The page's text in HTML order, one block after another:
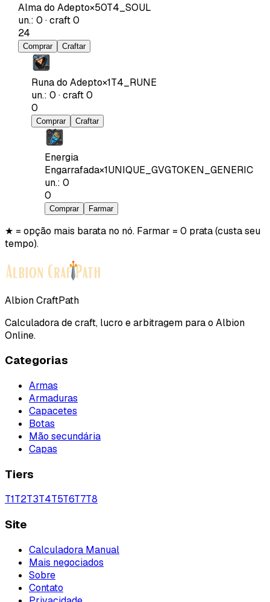
Alma do Adepto×50T4_SOUL
un.: 0 ·craft0
24
Comprar Craftar
Runa do Adepto×1T4_RUNE
un.: 0 ·craft0
0
Comprar Craftar
Energia
Engarrafada×1UNIQUE_GVGTOKEN_GENERIC
un.: 0
0
Comprar Farmar
★ = opção mais barata no nó. Farmar = 0 prata (custa seu
tempo).
Albion CraftPath
Calculadora de craft, lucro e arbitragem para o Albion
Online.
Categorias
Armas
Armaduras
Capacetes
Botas
Mão secundária
Capas
Tiers
T1T2T3T4T5T6T7T8
Site
Calculadora Manual
Mais negociados
Sobre
Contato